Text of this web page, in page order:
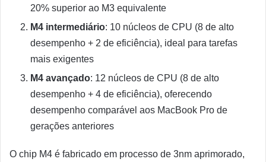
20% superior ao M3 equivalente
M4 intermediário: 10 núcleos de CPU (8 de alto
desempenho + 2 de eficiência), ideal para tarefas
mais exigentes
M4 avançado: 12 núcleos de CPU (8 de alto
desempenho + 4 de eficiência), oferecendo
desempenho comparável aos MacBook Pro de
gerações anteriores
O chip M4 é fabricado em processo de 3nm aprimorado,